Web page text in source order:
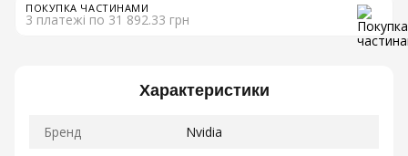
ПОКУПКА ЧАСТИНАМИ
3 платежі по 31 892.33 грн
Характеристики
Бренд Nvidia